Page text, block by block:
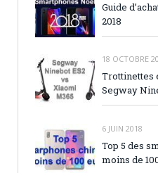
Guide
2018
18 OCTOBRE
Trottinettes
Segway
6 JUIN 2018
Top 5 des
moins de